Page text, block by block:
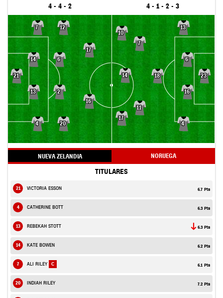
4 - 4 - 2
21
7
14
13
4
12
6
2
20
17
16
4 - 1 - 2 - 3
23
13
6
16
4
18
7
11
10
14
17
NUEVA ZELANDIA NORUEGA
TITULARES
21 VICTORIA ESSON 6.7 Pts
4 CATHERINE BOTT 6.3 Pts
13 REBEKAH STOTT 6.3 Pts
14 KATE BOWEN 6.2 Pts
7 ALI RILEY C 6.1 Pts
20 INDIAH RILEY 7.2 Pts